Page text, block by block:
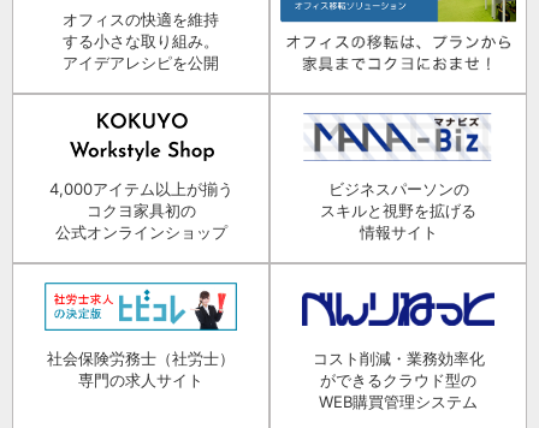
オフィスの快適を維持
する小さな取り組み。
アイデアレシピを公開
4,000アイテム以上が揃う
コクヨ家具初の
公式オンラインショップ
ビジネスパーソンの
スキルと視野を拡げる
情報サイト
社会保険労務士（社労士）
専門の求人サイト
コスト削減・業務効率化
ができるクラウド型の
WEB購買管理システム